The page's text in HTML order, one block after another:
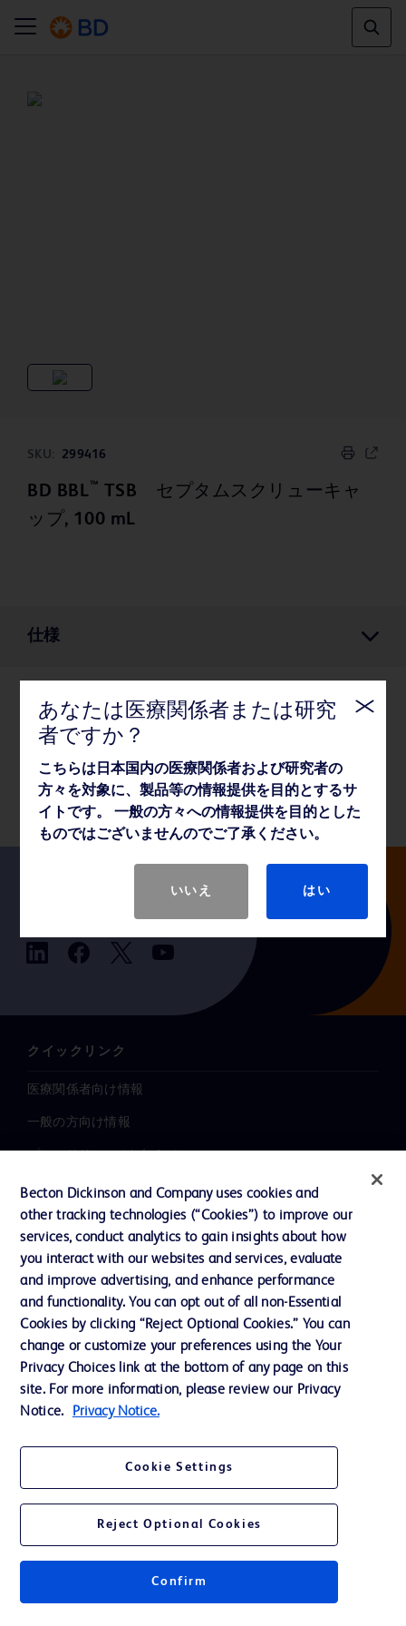
SKU: 299416
BD BBL™
TSB セプタムスクリューキャ
ップ, 100 mL
仕様
仕様
梱包
クイックリンク
医療関係者向け情報
一般の方向け情報
プレスリリース / お知らせ
インクルージョン、ダイバー
シティ ＆ エクイティ
投資家向け情報（英語）
会社案内
お問い合わせ
Cookie Preferences
プライバシーポリシー
© 2026 BD. All rights reserved. BD and the BD Logo are trademarks of
Becton, Dickinson and Company. All other trademarks are the property of
あなたは医療関係者または研究
者ですか？
こちらは日本国内の医療関係者および研究者の
方々を対象に、製品等の情報提供を目的とするサ
イトです。 一般の方々への情報提供を目的とした
ものではございませんのでご了承ください。
いいえ はい
Becton Dickinson and Company uses cookies and
other tracking technologies (“Cookies”) to improve our
services, conduct analytics to gain insights about how
you interact with our websites and services, evaluate
and improve advertising, and enhance performance
and functionality. You can opt out of all non-Essential
Cookies by clicking “Reject Optional Cookies.” You can
change or customize your preferences using the Your
Privacy Choices link at the bottom of any page on this
site. For more information, please review our Privacy
Notice.
Privacy Notice.
Cookie Settings
Reject Optional Cookies
Confirm